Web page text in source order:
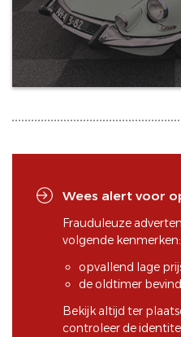
Wees alert voor
Frauduleuze
volgende kenmerken:
opvallend lage
de oldtimer
Bekijk altijd ter
controleer de